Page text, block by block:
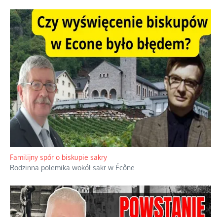
Ciemna strona podręcznikowych mitów historycznych
Historia jest doświadczeniem niepowtarzalnym i tłumaczenie,
że będziemy coś krytykować po to, żeby później znowu jakiegoś
powstania nie zrobili, jest...